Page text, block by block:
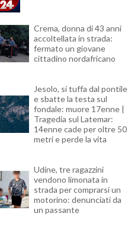
Crema, donna di 43 anni
accoltellata in strada:
fermato un giovane
cittadino nordafricano
Jesolo, si tuffa dal pontile
e sbatte la testa sul
fondale: muore 17enne |
Tragedia sul Latemar:
14enne cade per oltre 50
metri e perde la vita
Udine, tre ragazzini
vendono limonata in
strada per comprarsi un
motorino: denunciati da
un passante